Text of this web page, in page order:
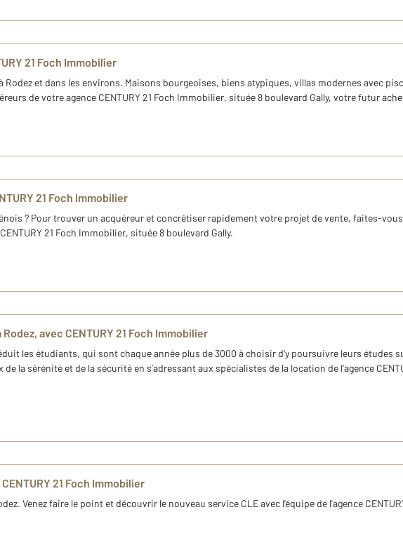
21 Foch Immobilier
Rodez et dans les environs. Maisons bourgeoises, biens atypiques, villas modernes avec
de votre agence CENTURY 21 Foch Immobilier, située 8 boulevard Gally, votre futur
21 Foch Immobilier
? Pour trouver un acquéreur et concrétiser rapidement votre projet de vente, faites-
21 Foch Immobilier, située 8 boulevard Gally.
avec CENTURY 21 Foch Immobilier
les étudiants, qui sont chaque année plus de 3000 à choisir d’y poursuivre leurs études
la sérénité et de la sécurité en s’adressant aux spécialistes de la location de l’agence
21 Foch Immobilier
Venez faire le point et découvrir le nouveau service CLE avec l'équipe de l'agence